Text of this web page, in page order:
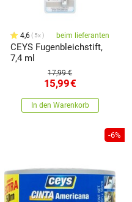
4,6 5x beim lieferanten
CEYS Fugenbleichstift,
7,4 ml
17,99 €
15,99€
In den Warenkorb
-6%